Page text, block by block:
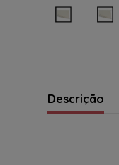
Descrição